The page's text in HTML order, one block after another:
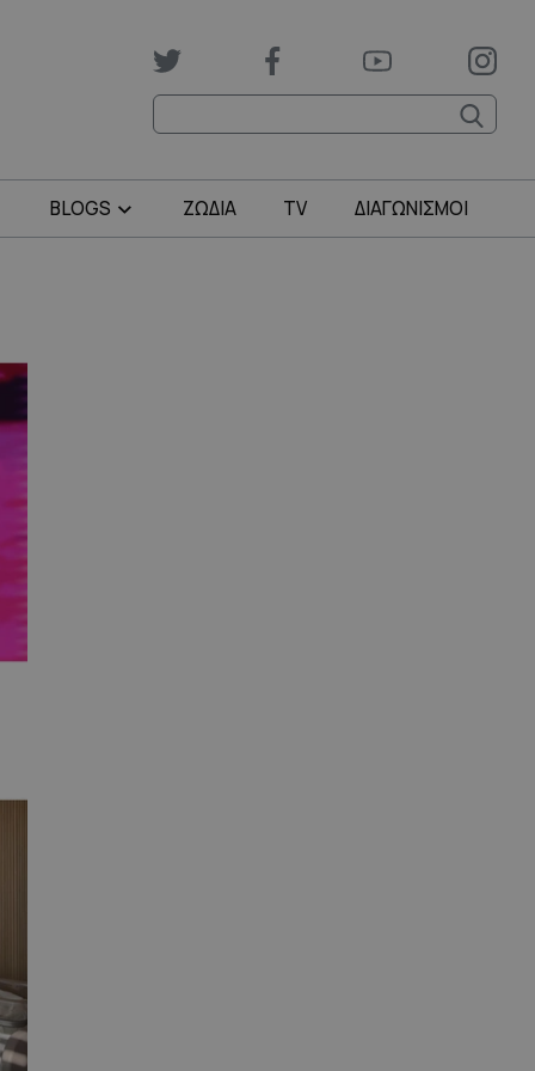
BLOGS ΖΩΔΙΑ TV ΔΙΑΓΩΝΙΣΜΟΙ